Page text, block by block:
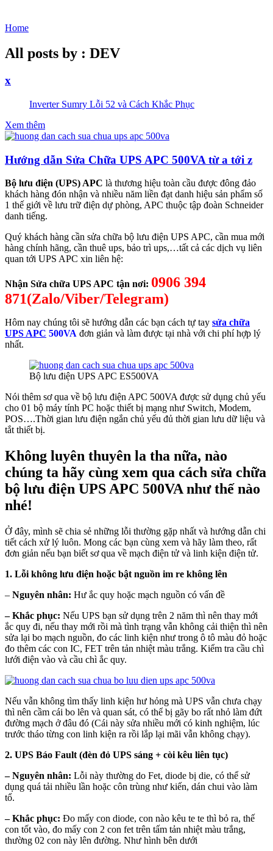
Home
All posts by : DEV
x
Inverter Sumry Lỗi 52 và Cách Khắc Phục
Xem thêm
Hướng dẫn Sửa Chữa UPS APC 500VA từ a tới z
Bộ lưu điện (UPS) APC là thương hiệu toàn cầu được đông đảo
khách hàng đón nhận và nhiều năm liền đạt danh hiệu sản phẩm số
1 thế giới về lưu trữ điện dự phòng, APC thuộc tập đoàn Schneider
danh tiếng.
Quý khách hàng cần sửa chữa bộ lưu điện UPS APC, cần mua mới
hàng chính hãng, cần thuê ups, bảo trì ups,…tất cả các dịch vụ liên
quan tới UPS APC xin liên hệ:
Nhận Sửa chữa UPS APC tận nơi: 0906 394
871(Zalo/Viber/Telegram)
Hôm nay chúng tôi sẽ hướng dẫn các bạn cách tự tay sửa chữa
UPS APC 500VA đơn giản và làm được tại nhà với chi phí hợp lý
nhất.
Bộ lưu điện UPS APC ES500VA
Nói thêm sơ qua về bộ lưu điện APC 500VA được sử dụng chủ yếu
cho 01 bộ máy tính PC hoặc thiết bị mạng như Switch, Modem,
POS….Thời gian lưu điện ngắn chủ yếu đủ thời gian lưu dữ liệu và
tắt thiết bị.
Không luyên thuyên la tha nữa, nào
chúng ta hãy cùng xem qua cách sửa chữa
bộ lưu điện UPS APC 500VA như thế nào
nhé!
Ở đây, mình sẽ chia sẻ những lỗi thường gặp nhất và hướng dẫn chi
tiết cách xử lý luôn. Mong các bạn cùng xem và hãy làm theo, rất
đơn giản nếu bạn biết sơ qua về mạch điện tử và linh kiện điện tử.
1. Lỗi không lưu điện hoặc bật nguồn im re không lên
– Nguyên nhân: Hư ắc quy hoặc mạch nguồn có vấn đề
– Khắc phục: Nếu UPS bạn sử dụng trên 2 năm thì nên thay mới
ắc quy đi, nếu thay mới rồi mà tình trạng vẫn không cải thiện thì nên
sửa lại bo mạch nguồn, đo các linh kiện như trong ô tô màu đỏ hoặc
đo thêm các con IC, FET trên tản nhiệt màu trắng. Kiểm tra cầu chì
lưới điện vào và cầu chì ắc quy.
Nếu vẫn không tìm thấy linh kiện hư hỏng mà UPS vẫn chưa chạy
thì nên cầm cái bo lên và quan sát, có thể bị gãy bo rất nhỏ làm đứt
đường mạch ở đâu đó (Cái này sửa nhiều mới có kinh nghiệm, lúc
trước tháo từng con linh kiện ra rồi lắp lại mãi vẫn không chạy).
2. UPS Báo Fault (đèn đỏ UPS sáng + còi kêu liên tục)
– Nguyên nhân: Lỗi này thường do Fet, diode bị die, có thể sử
dụng quá tải nhiều lần hoặc côn trùng như kiến, dán chui vào làm
tổ.
– Khắc phục: Đo mấy con diode, con nào kêu te te thì bỏ ra, thế
con tốt vào, đo mấy con 2 con fet trên tấm tản nhiệt màu trắng,
thường 02 con này lên đường. Như hình bên dưới